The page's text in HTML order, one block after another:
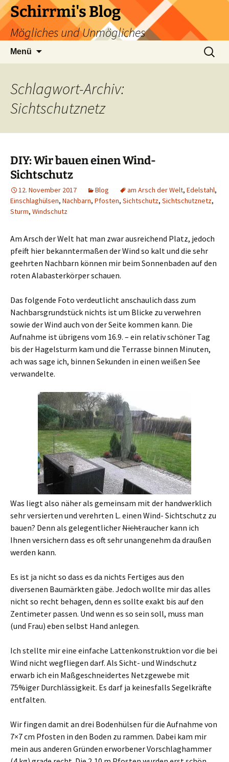
Zum
Inhalt
springen
Schirrmi's Blog
Mögliches und Unmögliches
Menü
Suchen
nach:
Schlagwort-Archiv:
Sichtschutznetz
DIY: Wir bauen einen Wind-
Sichtschutz
12. November 2017 Blog am Arsch der Welt, Edelstahl,
Einschlaghülsen, Nachbarn, Pfosten, Sichtschutz, Sichtschutznetz,
Sturm, Windschutz
Am Arsch der Welt hat man zwar ausreichend Platz, jedoch
pfeift hier bekanntermaßen der Wind so kalt und die sehr
geehrten Nachbarn können mir beim Sonnenbaden auf den
roten Alabasterkörper schauen.
Das folgende Foto verdeutlicht anschaulich dass zum
Nachbarsgrundstück nichts ist um Blicke zu verwehren
sowie der Wind auch von der Seite kommen kann. Die
Aufnahme ist übrigens vom 16.9. – ein relativ schöner Tag
bis der Hagelsturm kam und die Terrasse binnen Minuten,
ach was sage ich, binnen Sekunden in einen weißen See
verwandelte.
Was liegt also näher als gemeinsam mit der handwerklich
sehr versierten und verehrten L. einen Wind- Sichtschutz zu
bauen? Denn als gelegentlicherNichtraucher kann ich
Ihnen versichern dass es oft sehr unangenehm da draußen
werden kann.
Es ist ja nicht so dass es da nichts Fertiges aus den
diversenen Baumärkten gäbe. Jedoch wollte mir das alles
nicht so recht behagen, denn es sollte exakt bis auf den
Zentimeter passen. Und wenn es so sein soll, muss man
(und Frau) eben selbst Hand anlegen.
Ich stellte mir eine einfache Lattenkonstruktion vor die bei
Wind nicht wegfliegen darf. Als Sicht- und Windschutz
erwarb ich ein Maßgeschneidertes Netzgewebe mit
75%iger Durchlässigkeit. Es darf ja keinesfalls Segelkräfte
entfalten.
Wir fingen damit an drei Bodenhülsen für die Aufnahme von
7×7 cm Pfosten in den Boden zu rammen. Dabei kam mir
mein aus anderen Gründen erworbener Vorschlaghammer